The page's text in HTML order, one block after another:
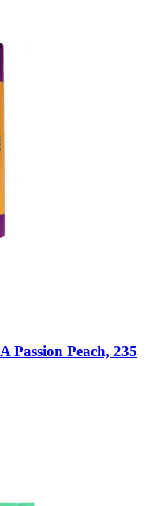
Passion Peach, 235